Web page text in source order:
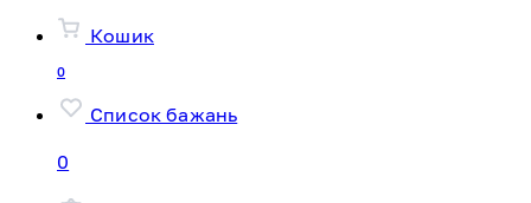
Кошик
0
Список бажань
0